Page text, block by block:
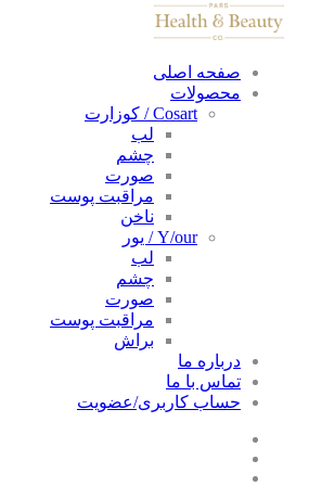
صفحه اصلی
محصولات
Cosart / کوزارت
لب
چشم
صورت
مراقبت پوست
ناخن
Y/our / یور
لب
چشم
صورت
مراقبت پوست
براش
درباره ما
تماس با ما
حساب کاربری/عضویت